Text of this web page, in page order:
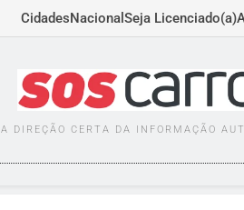
CidadesNacional Seja Licenciado(a)
SOSCARROS.COM.BR
A DIREÇÃO CERTA DA INFORMAÇÃO